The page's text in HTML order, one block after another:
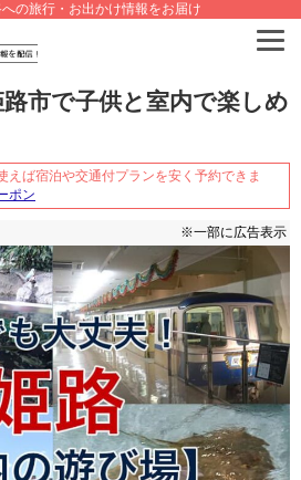
の旅行・お出かけ情報をお届け
市で子供と室内で楽しめ
えば宿泊や交通付プランを安く予約できま
ポン
※一部に広告表示